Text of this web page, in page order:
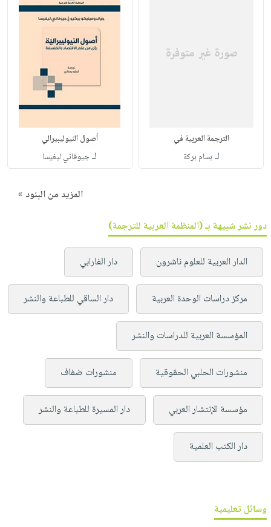
الترجمة العربية في
لـ بسام بركة
أصول النيوليبيرالي
لـجيوفاني ليغيسا
المزيد من البنود »
دور نشر شبيهة بـ (المنظمة العربية للترجمة)
الدار العربية للعلوم ناشرون دار الفارابي
مركز دراسات الوحدة العربية دار الساقي للطباعة والنشر
المؤسسة العربية للدراسات والنشر
منشورات الحلبي الحقوقية منشورات ضفاف
مؤسسة الإنتشار العربي دار المسيرة للطباعة والنشر
دار الكتب العلمية
وسائل تعليمية